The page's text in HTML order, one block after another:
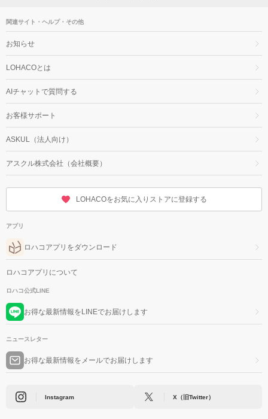
関連サイト・ヘルプ・その他
お知らせ
LOHACOとは
AIチャットで質問する
お客様サポート
ASKUL（法人向け）
アスクル株式会社（会社概要）
LOHACOをお気に入りストアに登録する
アプリ
ロハコアプリをダウンロード
ロハコアプリについて
ロハコ公式LINE
お得な最新情報をLINEでお届けします
ニュースレター
お得な最新情報をメールでお届けします
Instagram X（旧Twitter）